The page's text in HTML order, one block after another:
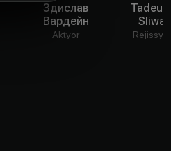
Здислав
Вардейн
Aktyor
Sliwa
Rejissyor